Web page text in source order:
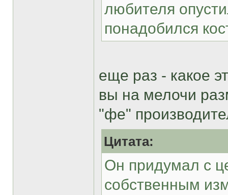
любителя
понадобился
еще раз - какое
вы на мелочи
"фе"
Цитата:
Он придумал с
собственным